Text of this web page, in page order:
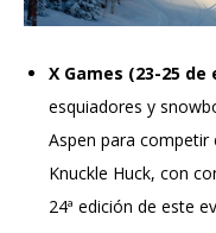
X Games (23-25 de
esquiadores y
Aspen para competir
Knuckle Huck, con
24ª edición de este